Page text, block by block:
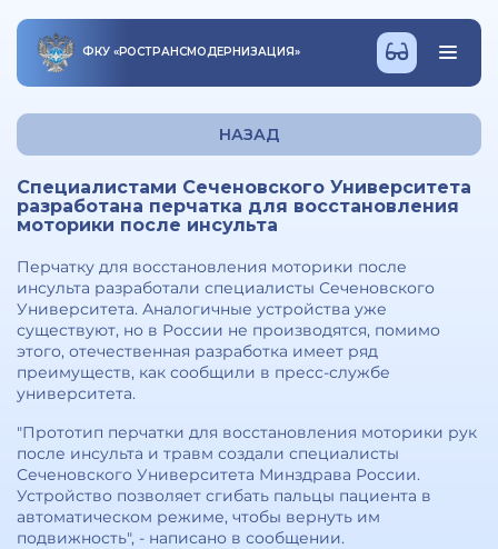
ФКУ «РОСТРАНСМОДЕРНИЗАЦИЯ»
НАЗАД
Специалистами Сеченовского Университета
разработана перчатка для восстановления
моторики после инсульта
Перчатку для восстановления моторики после
инсульта разработали специалисты Сеченовского
Университета. Аналогичные устройства уже
существуют, но в России не производятся, помимо
этого, отечественная разработка имеет ряд
преимуществ, как сообщили в пресс-службе
университета.
"Прототип перчатки для восстановления моторики рук
после инсульта и травм создали специалисты
Сеченовского Университета Минздрава России.
Устройство позволяет сгибать пальцы пациента в
автоматическом режиме, чтобы вернуть им
подвижность", - написано в сообщении.